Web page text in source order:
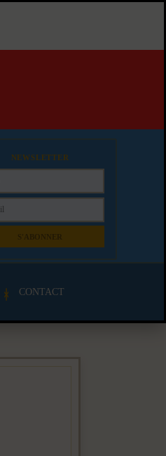
NEWSLETTER
CONTACT